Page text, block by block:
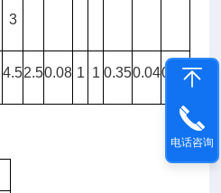
3
4.52.50.08 1 1 0.350.040.03
电话咨询